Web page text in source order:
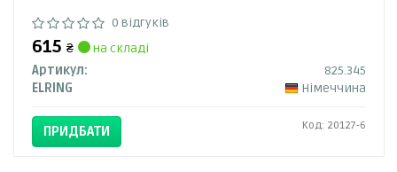
0 відгуків
615 ₴
на складі
Артикул:
825.345
ELRING
Німеччина
ПРИДБАТИ Код: 20127-6